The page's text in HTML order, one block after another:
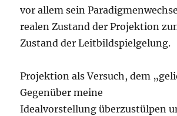
vor allem sein
realen Zustand der Projektion
Zustand der Leitbildspielgelung.
Projektion als Versuch, dem
Gegenüber meine
Idealvorstellung überzustülpen